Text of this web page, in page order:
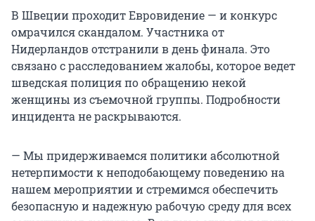
В Швеции проходит Евровидение — и конкурс
омрачился скандалом. Участника от
Нидерландов отстранили в день финала. Это
связано с расследованием жалобы, которое ведет
шведская полиция по обращению некой
женщины из съемочной группы. Подробности
инцидента не раскрываются.
— Мы придерживаемся политики абсолютной
нетерпимости к неподобающему поведению на
нашем мероприятии и стремимся обеспечить
безопасную и надежную рабочую среду для всех